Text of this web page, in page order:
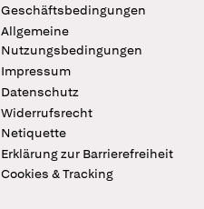
Geschäftsbedingungen
Allgemeine
Nutzungsbedingungen
Impressum
Datenschutz
Widerrufsrecht
Netiquette
Erklärung zur Barrierefreiheit
Cookies & Tracking